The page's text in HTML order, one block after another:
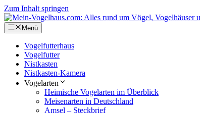
Zum Inhalt springen
Menü
Vogel­fut­ter­haus
Vogel­fut­ter
Nist­kas­ten
Nist­kas­ten-Kamera
Vogel­ar­ten
Heimi­sche Vogel­ar­ten im Über­blick
Meisen­ar­ten in Deutsch­land
Amsel – Steck­brief